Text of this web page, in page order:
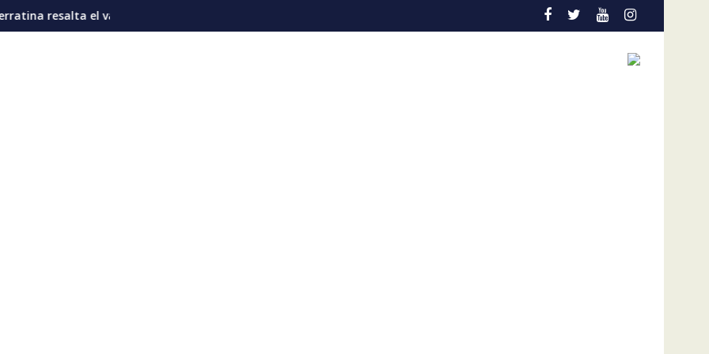
de “prolongar el poder” del Ejecutivo
la proteína en la nutrición diaria del venezolano La FVF ratifica su respaldo absoluto a Gianni